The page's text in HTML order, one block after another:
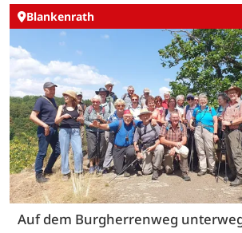
Blankenrath
Auf dem Burgherrenweg